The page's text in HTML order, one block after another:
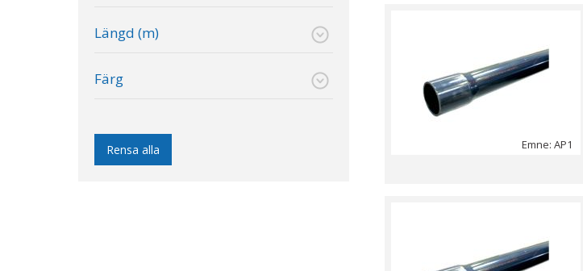
Längd (m)
Färg
Rensa alla Emne: AP1